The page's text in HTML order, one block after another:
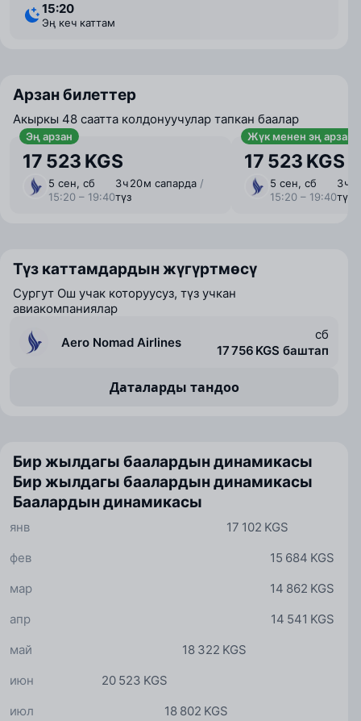
15:20
Эң кеч каттам
Арзан билеттер
Акыркы 48 саатта колдонуучулар тапкан баалар
Эң арзан
17 523 KGS
5 сен, сб
15:20 – 19:40
3 ⁠ч 20 ⁠м сапарда /
түз
Жүк менен эң арзан
17 523 KGS
5 сен, сб
15:20 – 19:40
3 ⁠ч
түз
Түз каттамдардын жүгүртмөсү
Сургут Ош учак которуусуз, түз учкан
авиакомпаниялар
Aero Nomad Airlines
сб
17 756 KGS баштап
Даталарды тандоо
Бир жылдагы баалардын динамикасы
Бир жылдагы баалардын динамикасы
Баалардын динамикасы
17 102 KGS
янв
15 684 KGS
фев
14 862 KGS
мар
14 541 KGS
апр
18 322 KGS
май
20 523 KGS
июн
18 802 KGS
июл